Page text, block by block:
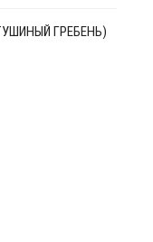
ГРЕБЕНЬ)